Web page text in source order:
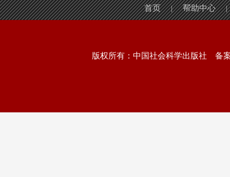
首页 | 帮助中心 |
版权所有：中国社会科学出版社 备